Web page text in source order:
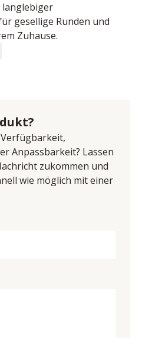
gesellige Runden und
Zuhause.
massiv, Schweizer Kante,
DK
Anpassbarkeit? Lassen
zukommen und
wie möglich mit einer